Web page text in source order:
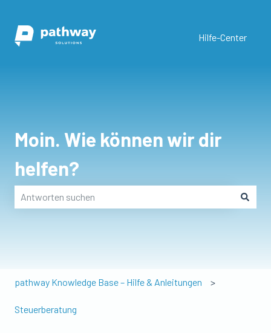
Hilfe-Center
Moin. Wie können wir dir
helfen?
pathway Knowledge Base – Hilfe & Anleitungen
Steuerberatung